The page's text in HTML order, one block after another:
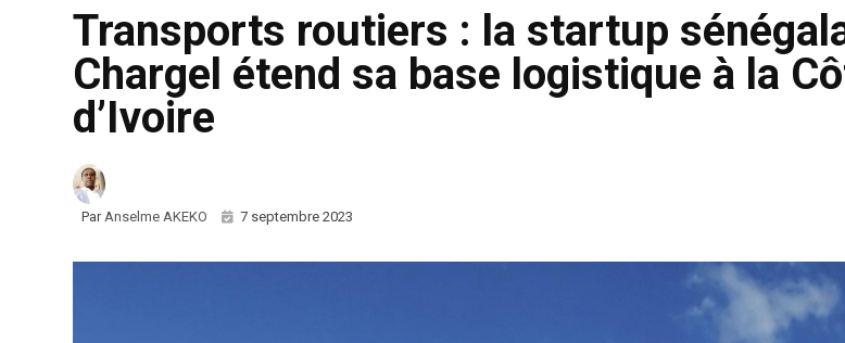
Transports routiers : la startup
Chargel étend sa base logistique à la
d’Ivoire
ParAnselme AKEKO 7 septembre 2023